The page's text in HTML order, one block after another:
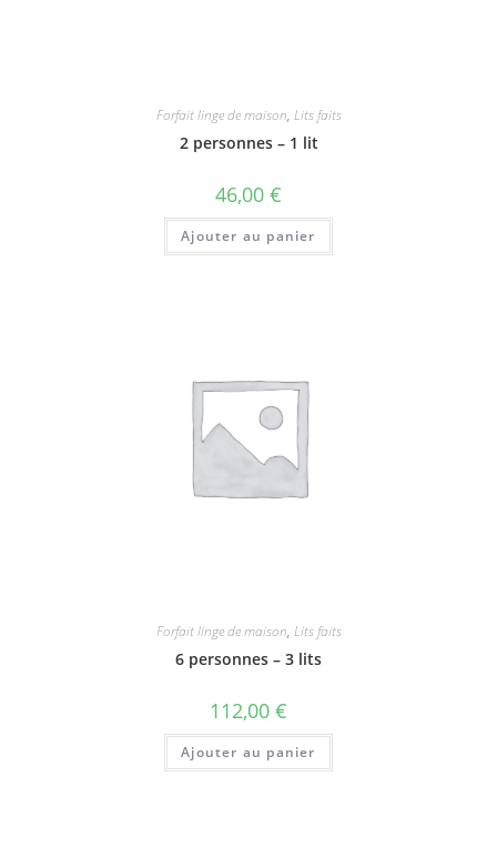
Forfait linge de maison, Lits faits
2 personnes – 1 lit
46,00 €
Ajouter au panier
Forfait linge de maison, Lits faits
6 personnes – 3 lits
112,00 €
Ajouter au panier